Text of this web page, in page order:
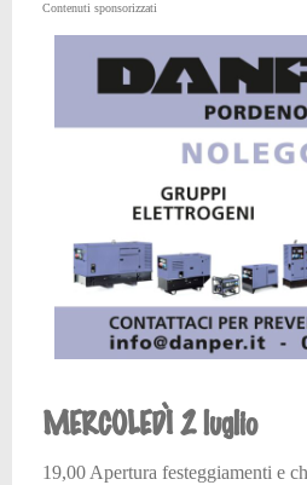
Contenuti sponsorizzati
MERCOLEDÌ 2 luglio
19,00 Apertura festeggiamenti e